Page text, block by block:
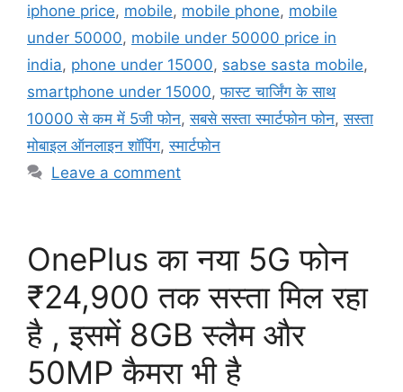
iphone price, mobile, mobile phone, mobile
under 50000, mobile under 50000 price in
india, phone under 15000, sabse sasta mobile,
smartphone under 15000,फास्ट चार्जिंग के साथ
10000 से कम में 5जी फोन,सबसे सस्ता स्मार्टफोन फोन,सस्ता
मोबाइल ऑनलाइन शॉपिंग,स्मार्टफोन
Leave a comment
OnePlus का नया 5G फोन
₹24,900 तक सस्ता मिल रहा
है , इसमें 8GB स्लैम और
50MP कैमरा भी है